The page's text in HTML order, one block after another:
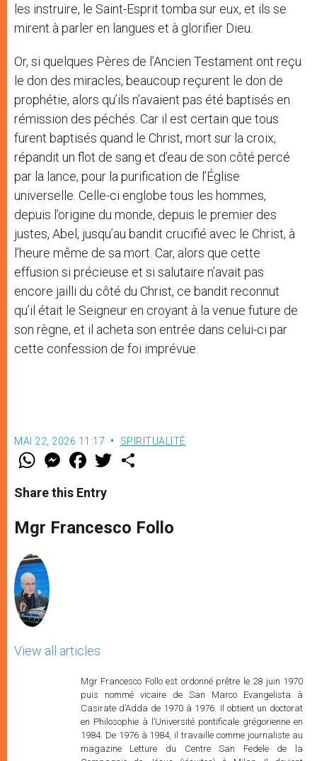
les instruire, le Saint-Esprit tomba sur eux, et ils se
mirent à parler en langues et à glorifier Dieu.
Or, si quelques Pères de l’Ancien Testament ont reçu
le don des miracles, beaucoup reçurent le don de
prophétie, alors qu’ils n’avaient pas été baptisés en
rémission des péchés. Car il est certain que tous
furent baptisés quand le Christ, mort sur la croix,
répandit un flot de sang et d’eau de son côté percé
par la lance, pour la purification de l’Église
universelle. Celle-ci englobe tous les hommes,
depuis l’origine du monde, depuis le premier des
justes, Abel, jusqu’au bandit crucifié avec le Christ, à
l’heure même de sa mort. Car, alors que cette
effusion si précieuse et si salutaire n’avait pas
encore jailli du côté du Christ, ce bandit reconnut
qu’il était le Seigneur en croyant à la venue future de
son règne, et il acheta son entrée dans celui-ci par
cette confession de foi imprévue.
MAI 22, 2026 11:17 SPIRITUALITÉ
W
t
s
p
p
M
e
s
e
g
e
F
a
e
b
o
k
w
r
Share this Entry
Mgr Francesco Follo
View all articles
Mgr Francesco Follo est ordonné prêtre le 28 juin 1970
puis nommé vicaire de San Marco Evangelista à
Casirate d’Adda de 1970 à 1976. Il obtient un doctorat
en Philosophie à l’Université pontificale grégorienne en
1984. De 1976 à 1984, il travaille comme journaliste au
magazine Letture du Centre San Fedele de la